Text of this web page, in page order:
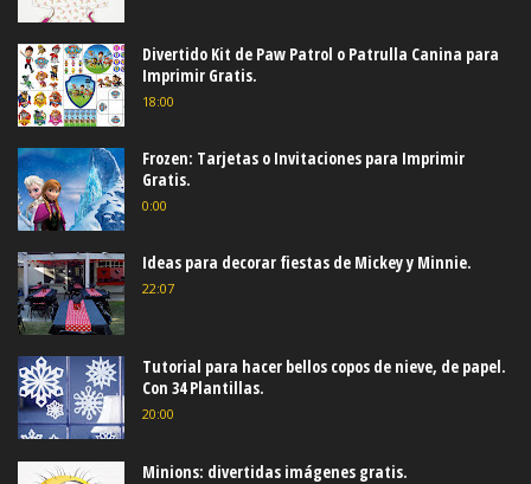
Divertido Kit de Paw Patrol o Patrulla Canina para
Imprimir Gratis.
18:00
Frozen: Tarjetas o Invitaciones para Imprimir
Gratis.
0:00
Ideas para decorar fiestas de Mickey y Minnie.
22:07
Tutorial para hacer bellos copos de nieve, de papel.
Con 34 Plantillas.
20:00
Minions: divertidas imágenes gratis.